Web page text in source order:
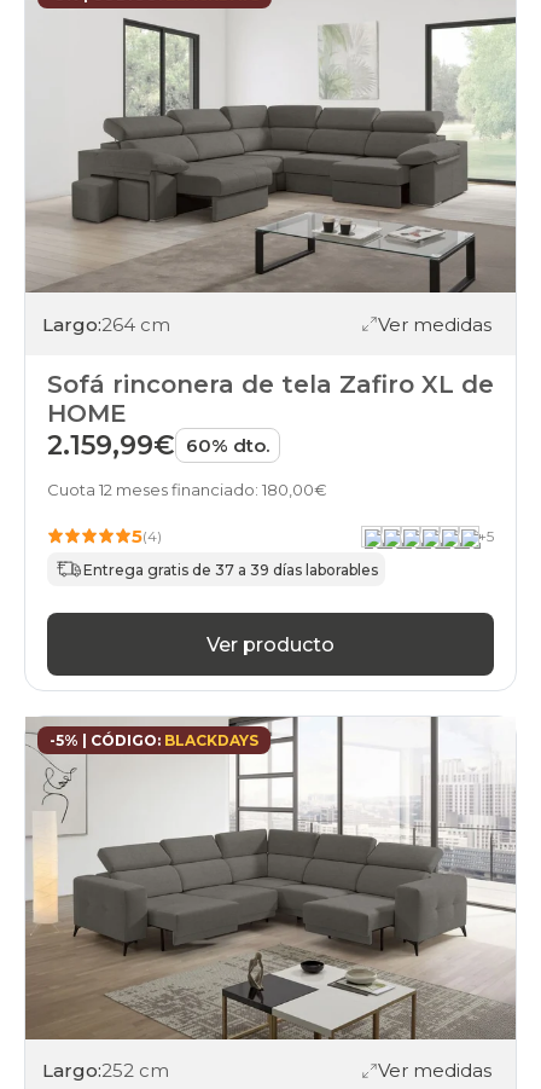
Largo:264 cm Ver medidas
Sofá rinconera de tela Zafiro XL de
HOME
2.159,99€ 60% dto.
Cuota 12 meses financiado: 180,00€
5(4) +5
Entrega gratis de 37 a 39 días laborables
Ver producto
-5% | CÓDIGO: BLACKDAYS
Largo:252 cm Ver medidas